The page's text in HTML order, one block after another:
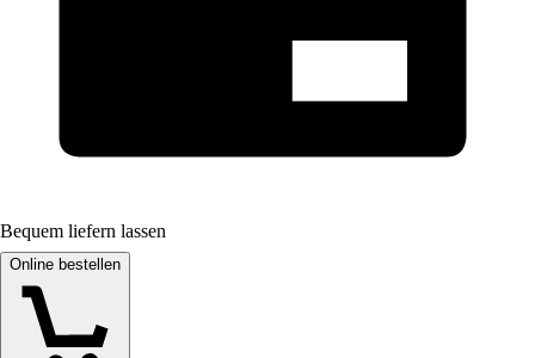
Bequem liefern lassen
Online bestellen